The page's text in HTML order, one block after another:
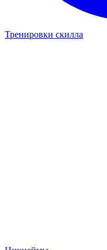
Тренировки скилла